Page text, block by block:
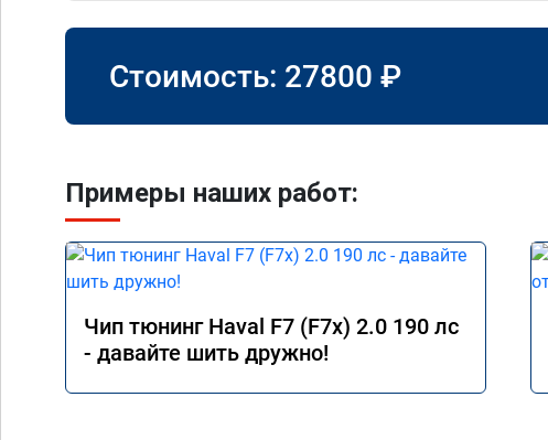
Стоимость: 27800 ₽
Примеры наших работ:
Чип тюнинг Haval F7 (F7x) 2.0 190 лс
- давайте шить дружно!